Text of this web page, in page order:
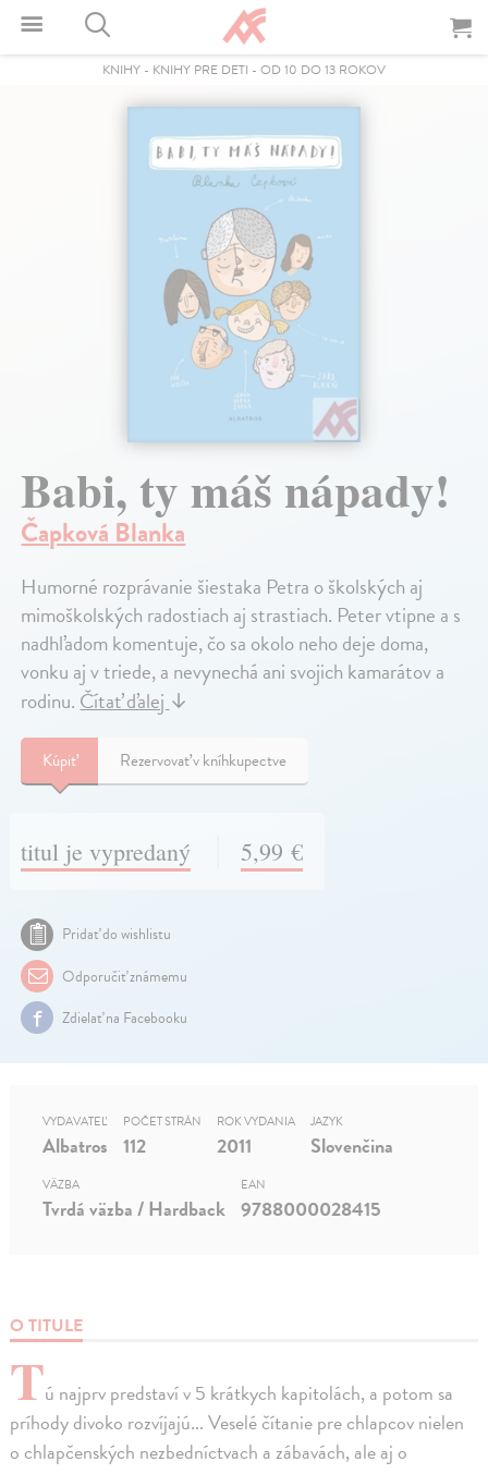
KNIHY - KNIHY PRE DETI - OD 10 DO 13 ROKOV
Babi, ty máš nápady!
Čapková Blanka
Humorné rozprávanie šiestaka Petra o školských aj
mimoškolských radostiach aj strastiach. Peter vtipne a s
nadhľadom komentuje, čo sa okolo neho deje doma,
vonku aj v triede, a nevynechá ani svojich kamarátov a
rodinu.Čítať ďalej↓
Kúpiť Rezervovať v kníhkupectve
titul je vypredaný 5,99 €
Pridať do wishlistu
Odporučiť známemu
Zdielať na Facebooku
O TITULE
Tú najprv predstaví v 5 krátkych kapitolách, a potom sa
príhody divoko rozvíjajú... Veselé čítanie pre chlapcov nielen
o chlapčenských nezbedníctvach a zábavách, ale aj o
VYDAVATEĽ
Albatros
POČET STRÁN
112
ROK VYDANIA
2011
JAZYK
Slovenčina
VÄZBA
Tvrdá väzba / Hardback
EAN
9788000028415